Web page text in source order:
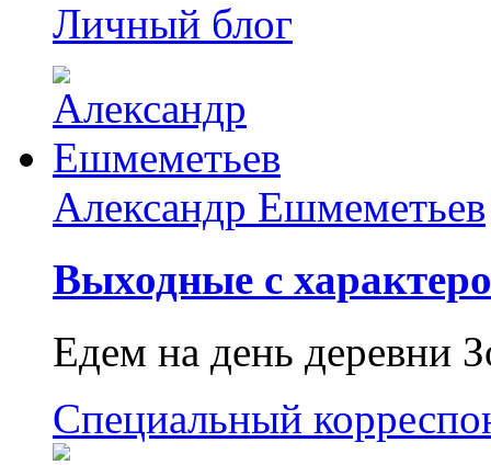
Личный блог
Александр Ешмеметьев
Выходные с
Едем на день деревни
Специальный